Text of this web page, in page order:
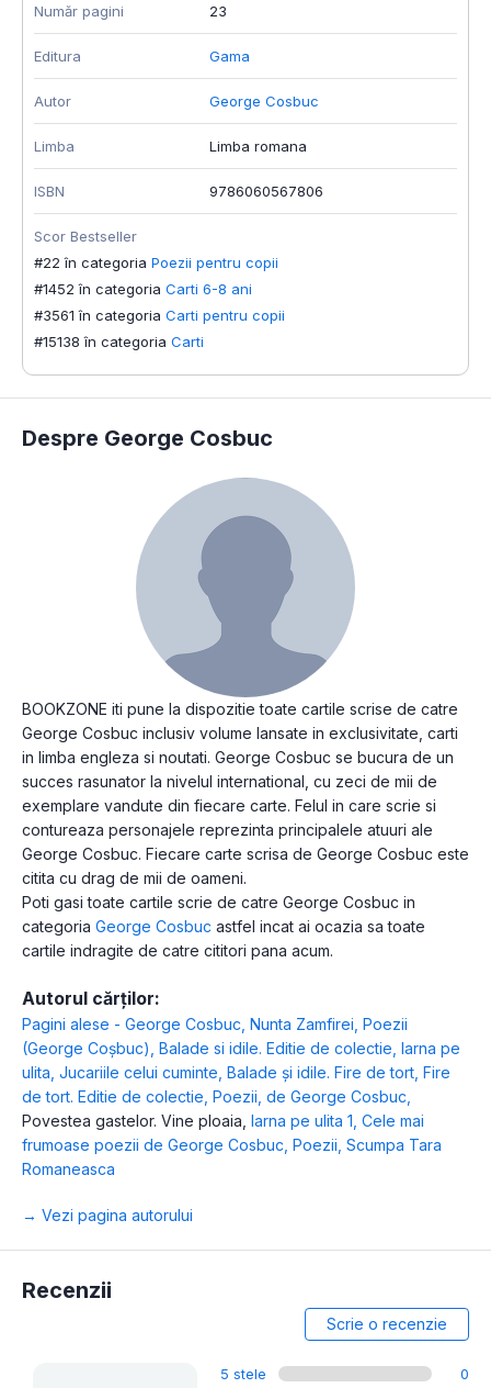
Număr pagini 23
Editura Gama
Autor George Cosbuc
Limba Limba romana
ISBN 9786060567806
Scor Bestseller
#22 în categoria Poezii pentru copii
#1452 în categoria Carti 6-8 ani
#3561 în categoria Carti pentru copii
#15138 în categoria Carti
Despre George Cosbuc
BOOKZONE iti pune la dispozitie toate cartile scrise de catre
George Cosbuc inclusiv volume lansate in exclusivitate, carti
in limba engleza si noutati. George Cosbuc se bucura de un
succes rasunator la nivelul international, cu zeci de mii de
exemplare vandute din fiecare carte. Felul in care scrie si
contureaza personajele reprezinta principalele atuuri ale
George Cosbuc. Fiecare carte scrisa de George Cosbuc este
citita cu drag de mii de oameni.
Poti gasi toate cartile scrie de catre George Cosbuc in
categoria George Cosbuc astfel incat ai ocazia sa toate
cartile indragite de catre cititori pana acum.
Autorul cărților:
Pagini alese - George Cosbuc Nunta Zamfirei Poezii
(George Coșbuc) Balade si idile. Editie de colectie Iarna pe
ulita Jucariile celui cuminte Balade și idile. Fire de tort Fire
de tort. Editie de colectie Poezii, de George Cosbuc
Povestea gastelor. Vine ploaia Iarna pe ulita 1 Cele mai
frumoase poezii de George Cosbuc Poezii Scumpa Tara
Romaneasca
→ Vezi pagina autorului
Recenzii
Scrie o recenzie
5 stele 0